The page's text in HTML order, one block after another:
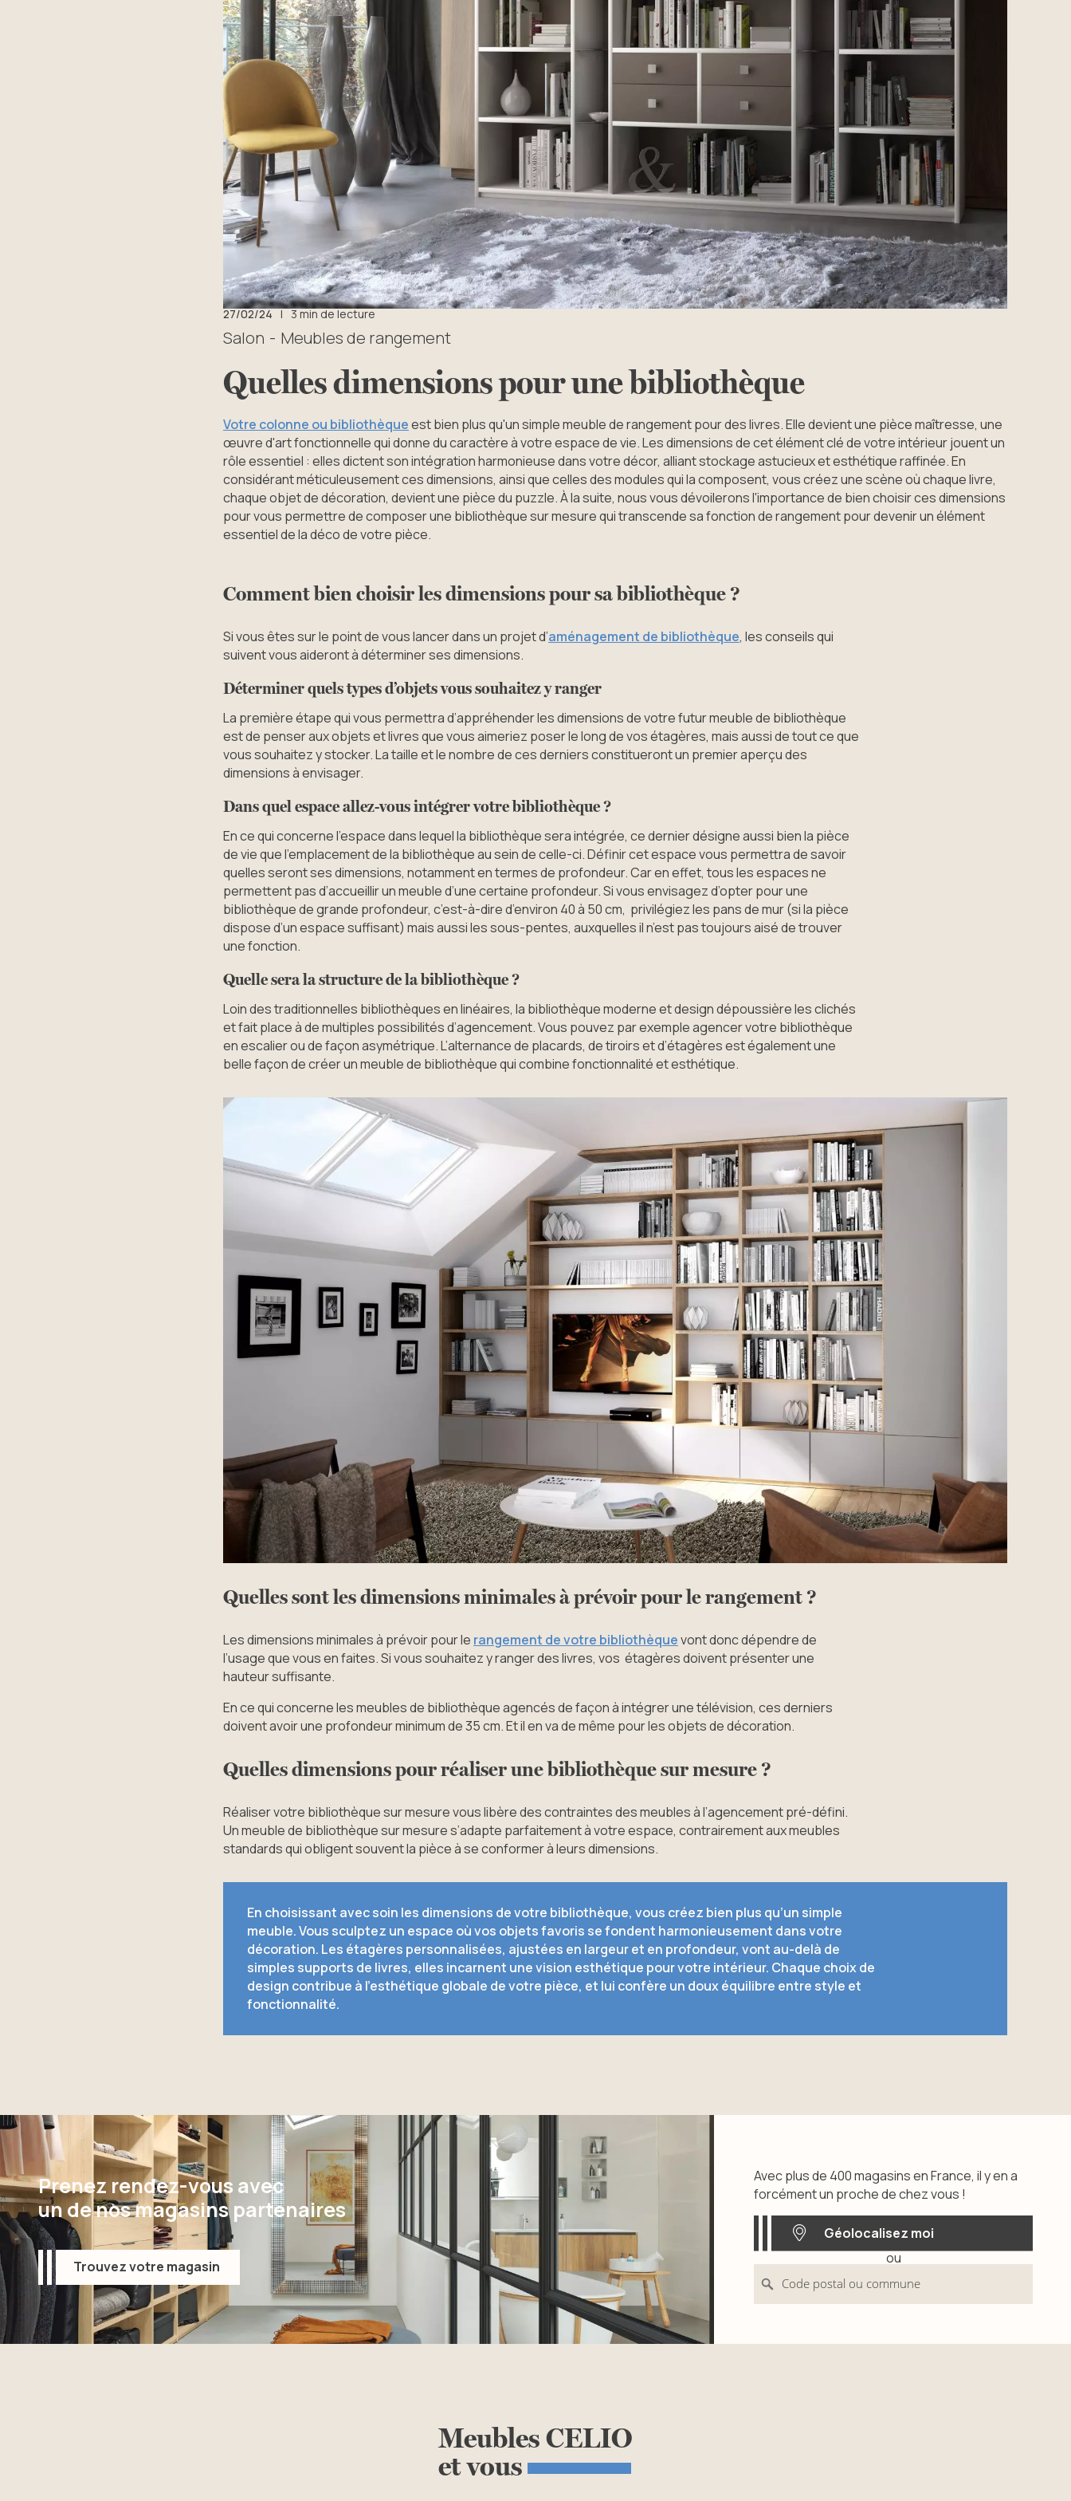
27/02/24 | 3 min de lecture
Salon Meubles de rangement
Quelles dimensions pour une bibliothèque
Votre colonne ou bibliothèqueest bien plus qu'un simple meuble de rangement pour des livres. Elle devient une pièce maîtresse, une
œuvre d'art fonctionnelle qui donne du caractère à votre espace de vie. Les dimensions de cet élément clé de votre intérieur jouent un
rôle essentiel : elles dictent son intégration harmonieuse dans votre décor, alliant stockage astucieux et esthétique raffinée. En
considérant méticuleusement ces dimensions, ainsi que celles des modules qui la composent, vous créez une scène où chaque livre,
chaque objet de décoration, devient une pièce du puzzle. À la suite, nous vous dévoilerons l'importance de bien choisir ces dimensions
pour vous permettre de composer une bibliothèque sur mesure qui transcende sa fonction de rangement pour devenir un élément
essentiel de la déco de votre pièce.
Comment bien choisir les dimensions pour sa bibliothèque ?
Si vous êtes sur le point de vous lancer dans un projet d’aménagement de bibliothèque, les conseils qui
suivent vous aideront à déterminer ses dimensions.
Déterminer quels types d’objets vous souhaitez y ranger
La première étape qui vous permettra d’appréhender les dimensions de votre futur meuble de bibliothèque
est de penser aux objets et livres que vous aimeriez poser le long de vos étagères, mais aussi de tout ce que
vous souhaitez y stocker. La taille et le nombre de ces derniers constitueront un premier aperçu des
dimensions à envisager.
Dans quel espace allez-vous intégrer votre bibliothèque ?
En ce qui concerne l’espace dans lequel la bibliothèque sera intégrée, ce dernier désigne aussi bien la pièce
de vie que l’emplacement de la bibliothèque au sein de celle-ci. Définir cet espace vous permettra de savoir
quelles seront ses dimensions, notamment en termes de profondeur. Car en effet, tous les espaces ne
permettent pas d’accueillir un meuble d’une certaine profondeur. Si vous envisagez d’opter pour une
bibliothèque de grande profondeur, c’est-à-dire d’environ 40 à 50 cm, privilégiez les pans de mur (si la pièce
dispose d’un espace suffisant) mais aussi les sous-pentes, auxquelles il n’est pas toujours aisé de trouver
une fonction.
Quelle sera la structure de la bibliothèque ?
Loin des traditionnelles bibliothèques en linéaires, la bibliothèque moderne et design dépoussière les clichés
et fait place à de multiples possibilités d’agencement. Vous pouvez par exemple agencer votre bibliothèque
en escalier ou de façon asymétrique. L’alternance de placards, de tiroirs et d’étagères est également une
belle façon de créer un meuble de bibliothèque qui combine fonctionnalité et esthétique.
Quelles sont les dimensions minimales à prévoir pour le rangement ?
Les dimensions minimales à prévoir pour le rangement de votre bibliothèquevont donc dépendre de
l’usage que vous en faites. Si vous souhaitez y ranger des livres, vos étagères doivent présenter une
hauteur suffisante.
En ce qui concerne les meubles de bibliothèque agencés de façon à intégrer une télévision, ces derniers
doivent avoir une profondeur minimum de 35 cm. Et il en va de même pour les objets de décoration.
Quelles dimensions pour réaliser une bibliothèque sur mesure ?
Réaliser votre bibliothèque sur mesure vous libère des contraintes des meubles à l’agencement pré-défini.
Un meuble de bibliothèque sur mesure s’adapte parfaitement à votre espace, contrairement aux meubles
standards qui obligent souvent la pièce à se conformer à leurs dimensions.
En choisissant avec soin les dimensions de votre bibliothèque, vous créez bien plus qu’un simple
meuble. Vous sculptez un espace où vos objets favoris se fondent harmonieusement dans votre
décoration. Les étagères personnalisées, ajustées en largeur et en profondeur, vont au-delà de
simples supports de livres, elles incarnent une vision esthétique pour votre intérieur. Chaque choix de
design contribue à l’esthétique globale de votre pièce, et lui confère un doux équilibre entre style et
fonctionnalité.
Prenez rendez-vous avec
un de nos magasins partenaires
Trouvez votre magasin
Trouvez votre magasin
Avec plus de 400 magasins en France, il y en a
forcément un proche de chez vous !
Géolocalisez moi
Géolocalisez moi
ou
Code postal ou commune
MeublesCELIO
etvous